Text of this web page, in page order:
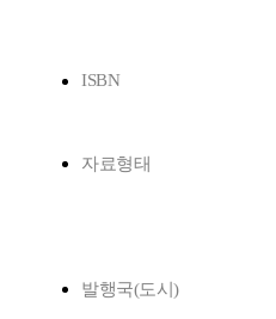
ISBN
자료형태
발행국(도시)